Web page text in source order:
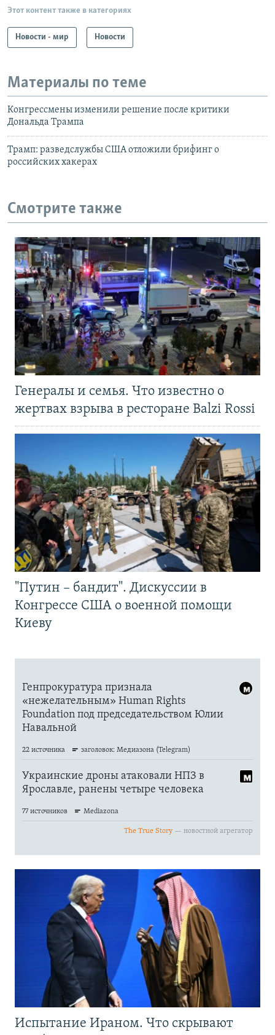
Этот контент также в категориях
Новости - мир Новости
Материалы по теме
Конгрессмены изменили решение после критики
Дональда Трампа
Трамп: разведслужбы США отложили брифинг о
российских хакерах
Смотрите также
Генералы и семья. Что известно о
жертвах взрыва в ресторане Balzi Rossi
"Путин – бандит". Дискуссии в
Конгрессе США о военной помощи
Киеву
Испытание Ираном. Что скрывают